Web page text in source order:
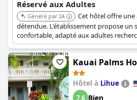
Réservé aux Adultes
Généré par IA
Cet hôtel offre
détendue. L'établissement propose un
confortable, adapté aux adultes
discrète.
Kauai Palms
Hôtel à Lihue
7,6 Bien